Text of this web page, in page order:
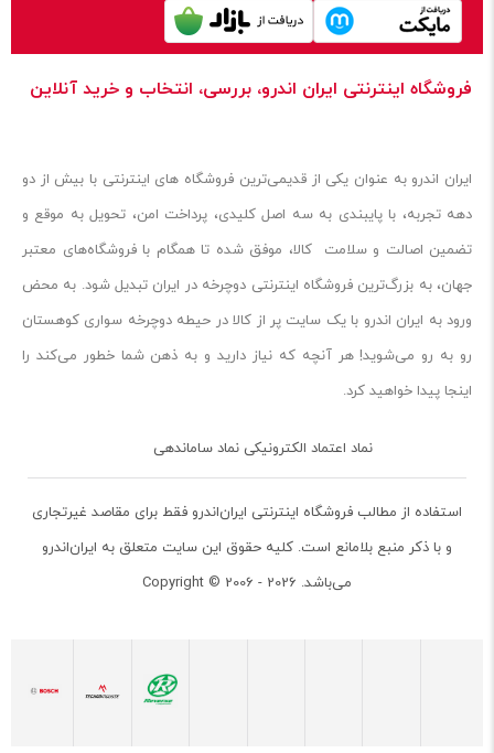
فروشگاه اینترنتی ایران‌ اندرو، بررسی، انتخاب و خرید آنلاین
ایران‌ اندرو به عنوان یکی از قدیمی‌ترین فروشگاه های اینترنتی با بیش از دو
دهه تجربه، با پایبندی به سه اصل کلیدی، پرداخت امن، تحویل به موقع و
تضمین اصالت و سلامت کالا، موفق شده تا همگام با فروشگاه‌های معتبر
جهان، به بزرگ‌ترین فروشگاه اینترنتی دوچرخه در ایران تبدیل شود. به محض
ورود به ایران‌ اندرو با یک سایت پر از کالا در حیطه دوچرخه سواری کوهستان
رو به رو می‌شوید! هر آنچه که نیاز دارید و به ذهن شما خطور می‌کند را
اینجا پیدا خواهید کرد.
نماد اعتماد الکترونیکی نماد ساماندهی
استفاده از مطالب فروشگاه اینترنتی ایران‌اندرو فقط برای مقاصد غیرتجاری
و با ذکر منبع بلامانع است. کلیه حقوق این سایت متعلق به ایران‌اندرو
می‌باشد. Copyright © 2006 - 2026